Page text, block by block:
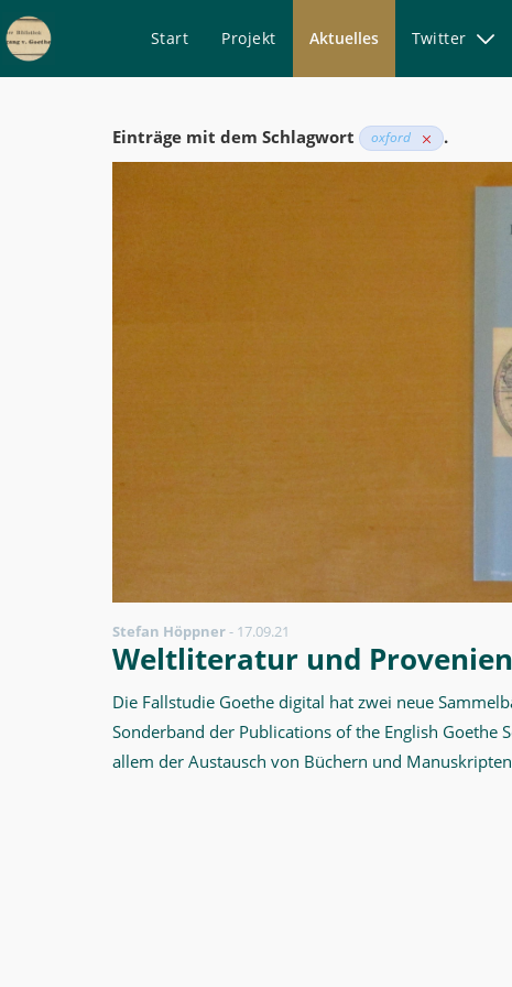
Start Projekt Aktuelles Twitter
-
Goethe
Einträge mit dem Schlagwort oxford .
Stefan Höppner- 17.09.21
Weltliteratur und
Die Fallstudie Goethe digital hat zwei neue
Sonderband der Publications of the English
allem der Austausch von Büchern und